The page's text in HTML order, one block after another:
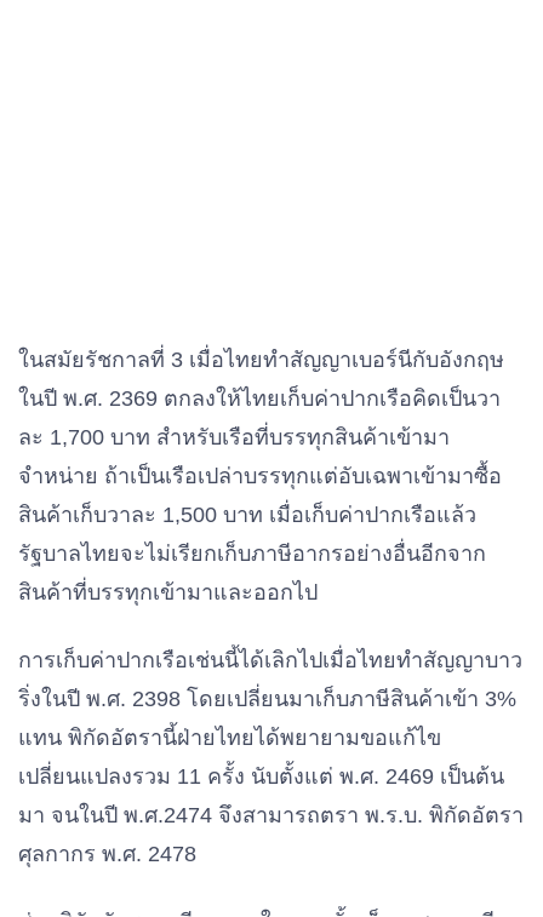
ในสมัยรัชกาลที่ 3 เมื่อไทยทำสัญญาเบอร์นีกับอังกฤษ
ในปี พ.ศ. 2369 ตกลงให้ไทยเก็บค่าปากเรือคิดเป็นวา
ละ 1,700 บาท สำหรับเรือที่บรรทุกสินค้าเข้ามา
จำหน่าย ถ้าเป็นเรือเปล่าบรรทุกแต่อับเฉพาเข้ามาซื้อ
สินค้าเก็บวาละ 1,500 บาท เมื่อเก็บค่าปากเรือแล้ว
รัฐบาลไทยจะไม่เรียกเก็บภาษีอากรอย่างอื่นอีกจาก
สินค้าที่บรรทุกเข้ามาและออกไป
การเก็บค่าปากเรือเช่นนี้ได้เลิกไปเมื่อไทยทำสัญญาบาว
ริ่งในปี พ.ศ. 2398 โดยเปลี่ยนมาเก็บภาษีสินค้าเข้า 3%
แทน พิกัดอัตรานี้ฝ่ายไทยได้พยายามขอแก้ไข
เปลี่ยนแปลงรวม 11 ครั้ง นับตั้งแต่ พ.ศ. 2469 เป็นต้น
มา จนในปี พ.ศ.​2474 จึงสามารถตรา พ.ร.บ. พิกัดอัตรา
ศุลกากร พ.ศ. 2478